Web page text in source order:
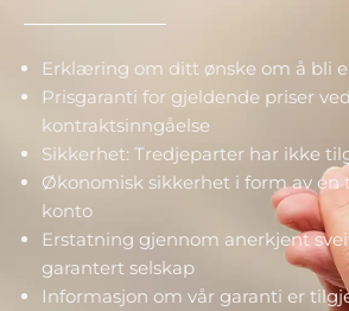
Erklæring om ditt ønske om å bli
Prisgaranti for gjeldende priser ved
kontraktsinngåelse
Sikkerhet: Tredjeparter har ikke
Økonomisk sikkerhet i form av en
konto
Erstatning gjennom anerkjent
garantert selskap
Informasjon om vår garanti er